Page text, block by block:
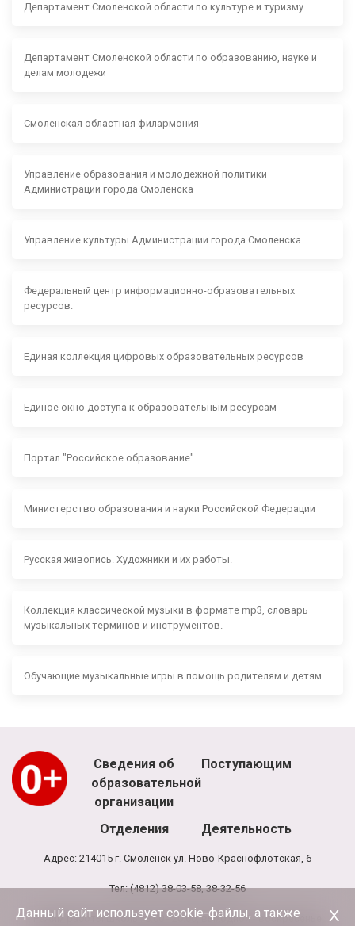
Департамент Смоленской области по культуре и туризму
Департамент Смоленской области по образованию, науке и
делам молодежи
Смоленская областная филармония
Управление образования и молодежной политики
Администрации города Смоленска
Управление культуры Администрации города Смоленска
Федеральный центр информационно-образовательных
ресурсов.
Единая коллекция цифровых образовательных ресурсов
Единое окно доступа к образовательным ресурсам
Портал "Российское образование"
Министерство образования и науки Российской Федерации
Русская живопись. Художники и их работы.
Коллекция классической музыки в формате mp3, словарь
музыкальных терминов и инструментов.
Обучающие музыкальные игры в помощь родителям и детям
Сведения об
образовательной
организации
Поступающим
Отделения Деятельность
Адрес: 214015 г. Смоленск ул. Ново-Краснофлотская, 6
Тел: (4812) 38-03-58, 38-32-56
Режим работы школы: 8.00 - 20.00, выходной - воскресенье
Данный сайт использует cookie-файлы, а также
Х